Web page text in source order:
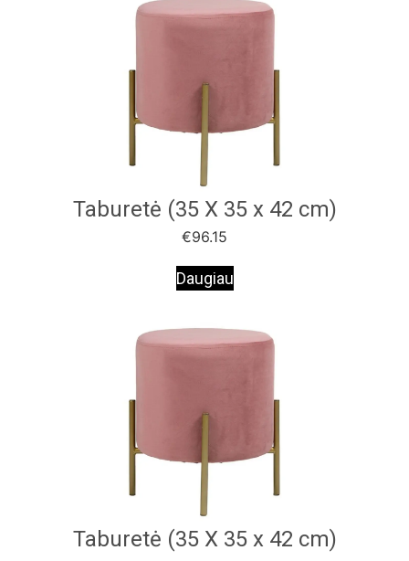
Taburetė (35 X 35 x 42 cm)
€96.15
Daugiau
Taburetė (35 X 35 x 42 cm)